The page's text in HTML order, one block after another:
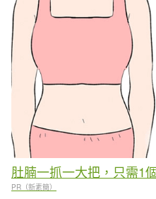
肚腩一抓一大把，只需1
PR（新素簡）